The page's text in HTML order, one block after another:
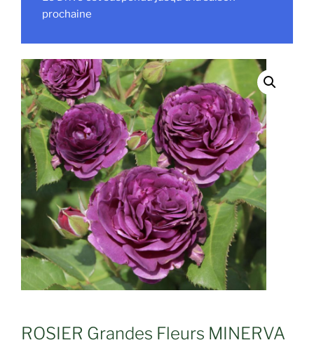
prochaine
ROSIER Grandes Fleurs MINERVA